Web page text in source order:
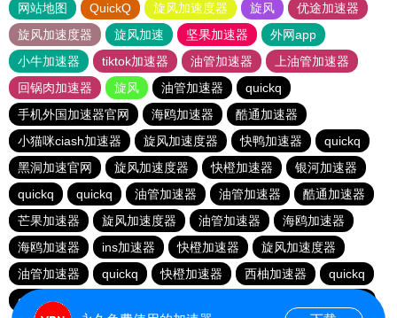
网站地图 QuickQ 旋风加速度器 旋风
优途加速器
旋风加速度器
旋风加速 坚果加速器
外网app
小牛加速器
tiktok加速器 油管加速器
上油管加速器
回锅肉加速器
旋风 油管加速器
quickq
手机外国加速器官网
海鸥加速器
酷通加速器
小猫咪ciash加速器
旋风加速度器 快鸭加速器
quickq
黑洞加速官网
旋风加速度器 快橙加速器
银河加速器
quickq
quickq 油管加速器 油管加速器
酷通加速器
芒果加速器
旋风加速度器 油管加速器
海鸥加速器
海鸥加速器
ins加速器 快橙加速器
旋风加速度器
油管加速器
quickq 快橙加速器 西柚加速器
quickq
quickq